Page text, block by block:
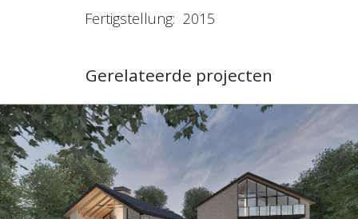
Fertigstellung: 2015
Gerelateerde projecten